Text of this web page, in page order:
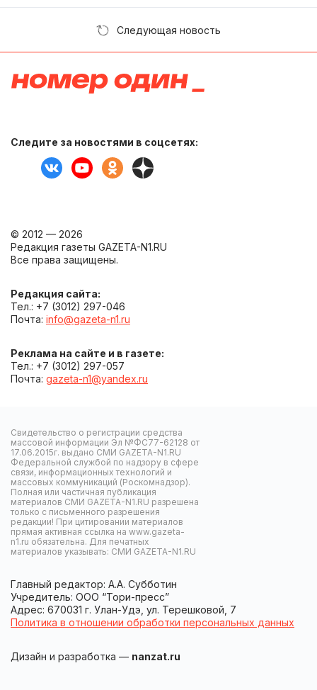
Следующая новость
Следите за новостями в соцсетях:
© 2012 — 2026
Редакция газеты GAZETA-N1.RU
Все права защищены.
Редакция сайта:
Тел.: +7 (3012) 297-046
Почта: info@gazeta-n1.ru
Реклама на сайте и в газете:
Тел.: +7 (3012) 297-057
Почта: gazeta-n1@yandex.ru
Свидетельство о регистрации средства
массовой информации Эл №ФС77-62128 от
17.06.2015г. выдано СМИ GAZETA-N1.RU
Федеральной службой по надзору в сфере
связи, информационных технологий и
массовых коммуникаций (Роскомнадзор).
Полная или частичная публикация
материалов СМИ GAZETA-N1.RU разрешена
только с письменного разрешения
редакции! При цитировании материалов
прямая активная ссылка на www.gazeta-
n1.ru обязательна. Для печатных
материалов указывать: СМИ GAZETA-N1.RU
Главный редактор: А.А. Субботин
Учредитель: ООО “Тори-пресс”
Адрес: 670031 г. Улан-Удэ, ул. Терешковой, 7
Политика в отношении обработки персональных данных
Дизайн и разработка — nanzat.ru